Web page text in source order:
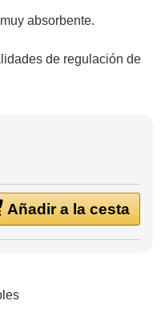
absorbente.
de regulación de
Añadir a la cesta